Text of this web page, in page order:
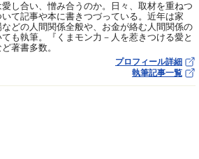
し合い、憎み合うのか。日々、取材を重ねつ
て記事や本に書きつづっている。近年は家
どの人間関係全般や、お金が絡む人間関係の
ても執筆。『くまモン力－人を惹きつける愛と
著書多数。
プロフィール詳細
執筆記事一覧